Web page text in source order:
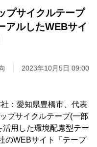
プサイクルテープ
アルしたWEBサイ
2023年10月5日 09:00
：愛知県豊橋市、代表
プサイクルテープ(一部
用した環境配慮型テー
のWEBサイト「テープ